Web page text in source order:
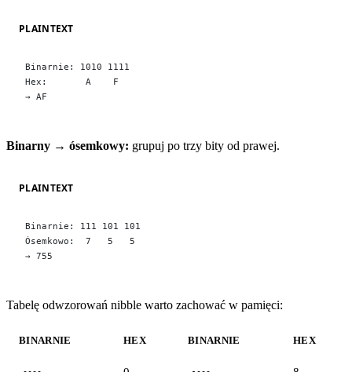
PLAINTEXT
Binarnie: 1010 1111
Hex:       A    F
→ AF
Binarny → ósemkowy: grupuj po trzy bity od prawej.
PLAINTEXT
Binarnie: 111 101 101
Ósemkowo:  7   5   5
→ 755
Tabelę odwzorowań nibble warto zachować w pamięci:
BINARNIE HEX BINARNIE HEX